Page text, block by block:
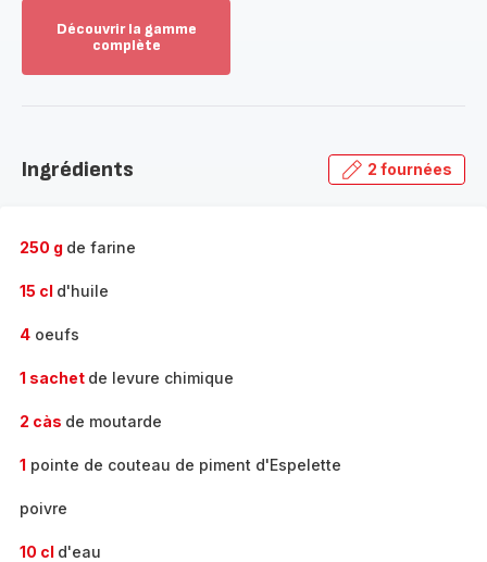
Découvrir la gamme
complète
gamme
Ingrédients 2 fournées
250 g de farine
15 cl d'huile
4 oeufs
1 sachet de levure chimique
2 càs de moutarde
1 pointe de couteau de piment d'Espelette
poivre
10 cl d'eau